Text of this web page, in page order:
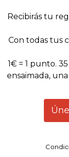
Recibirás tu
Con todas tus
1€ = 1 punto.
ensaimada,